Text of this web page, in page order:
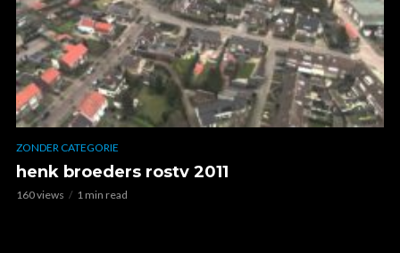
ZONDER CATEGORIE
henk broeders rostv 2011
160 views 1 min read